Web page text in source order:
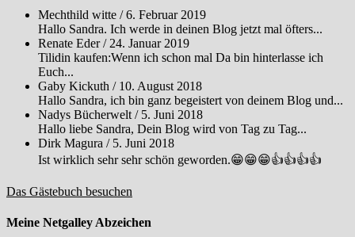
Mechthild witte /6. Februar 2019
Hallo Sandra. Ich werde in deinen Blog jetzt mal öfters...
Renate Eder/ 24. Januar 2019
Tilidin kaufen:Wenn ich schon mal Da bin hinterlasse ich
Euch...
Gaby Kickuth / 10. August 2018
Hallo Sandra, ich bin ganz begeistert von deinem Blog und...
Nadys Bücherwelt / 5. Juni 2018
Hallo liebe Sandra, Dein Blog wird von Tag zu Tag...
Dirk Magura / 5. Juni 2018
Ist wirklich sehr sehr schön geworden.😁😁😁👍👍👍👍
Das Gästebuch besuchen
Meine Netgalley Abzeichen